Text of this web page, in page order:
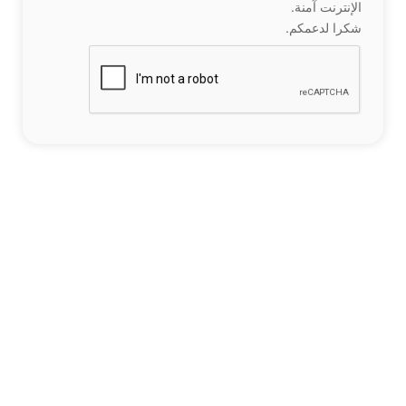
الإنترنت آمنة.
شكرا لدعمكم.